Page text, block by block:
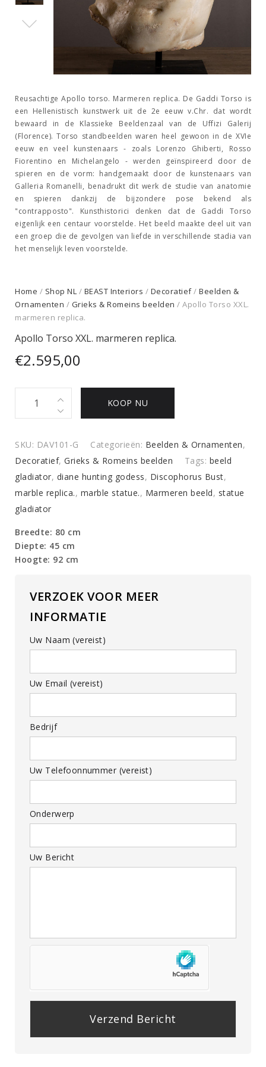
Reusachtige Apollo torso. Marmeren replica. De Gaddi Torso is
een Hellenistisch kunstwerk uit de 2e eeuw v.Chr. dat wordt
bewaard in de Klassieke Beeldenzaal van de Uffizi Galerij
(Florence). Torso standbeelden waren heel gewoon in de XVIe
eeuw en veel kunstenaars - zoals Lorenzo Ghiberti, Rosso
Fiorentino en Michelangelo - werden geïnspireerd door de
spieren en de vorm: handgemaakt door de kunstenaars van
Galleria Romanelli, benadrukt dit werk de studie van anatomie
en spieren dankzij de bijzondere pose bekend als
"contrapposto". Kunsthistorici denken dat de Gaddi Torso
eigenlijk een centaur voorstelde. Het beeld maakte deel uit van
een groep die de gevolgen van liefde in verschillende stadia van
het menselijk leven voorstelde.
Home / Shop NL / BEAST Interiors / Decoratief/ Beelden &
Ornamenten / Grieks & Romeins beelden / Apollo Torso XXL.
marmeren replica.
Apollo Torso XXL. marmeren replica.
€2.595,00
marmeren
replica.
quantity
KOOP NU
SKU: DAV101-G Categorieën: Beelden & Ornamenten,
Decoratief, Grieks & Romeins beelden Tags: beeld
gladiator, diane hunting godess, Discophorus Bust,
marble replica., marble statue., Marmeren beeld, statue
gladiator
Breedte: 80 cm
Diepte: 45 cm
Hoogte: 92 cm
VERZOEK VOOR MEER
INFORMATIE
Uw Naam (vereist)
Uw Email (vereist)
Bedrijf
Uw Telefoonnummer (vereist)
Onderwerp
Uw Bericht